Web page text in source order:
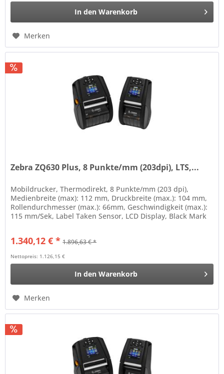
In den Warenkorb
Merken
Zebra ZQ630 Plus, 8 Punkte/mm (203dpi), LTS,...
Mobildrucker, Thermodirekt, 8 Punkte/mm (203 dpi),
Medienbreite (max): 112 mm, Druckbreite (max.): 104 mm,
Rollendurchmesser (max.): 66mm, Geschwindigkeit (max.):
115 mm/Sek, Label Taken Sensor, LCD Display, Black Mark
1.340,12 € * 1.896,63 € *
Nettopreis: 1.126,15 €
In den Warenkorb
Merken